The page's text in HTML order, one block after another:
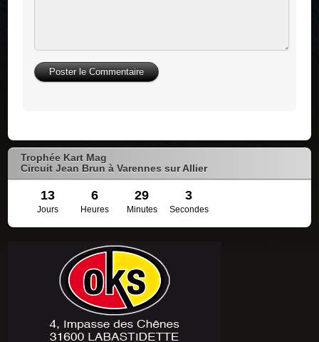
Trophée Kart Mag
Circuit Jean Brun à Varennes sur Allier
13 6 29 3
Jours Heures Minutes Secondes